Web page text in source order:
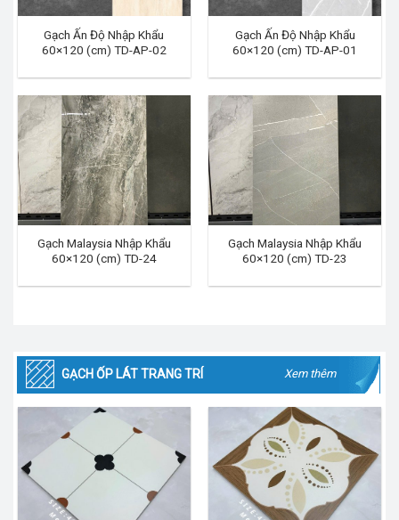
Gạch Ấn Độ Nhập Khẩu
60×120 (cm) TD-AP-02
Gạch Ấn Độ Nhập Khẩu
60×120 (cm) TD-AP-01
Gạch Malaysia Nhập Khẩu
60×120 (cm) TD-24
Gạch Malaysia Nhập Khẩu
60×120 (cm) TD-23
GẠCH ỐP LÁT TRANG TRÍ Xem thêm